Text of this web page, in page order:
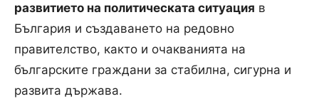
развитието на политическата ситуация в
България и създаването на редовно
правителство, както и очакванията на
българските граждани за стабилна, сигурна и
развита държава.